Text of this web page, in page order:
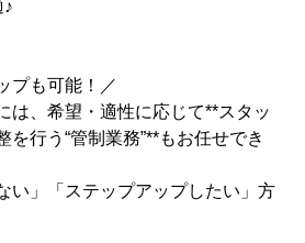
プも可能！／
は、希望・適性に応じて**スタッ
を行う“管制業務”**もお任せでき
い」「ステップアップしたい」方